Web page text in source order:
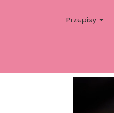
Przepisy